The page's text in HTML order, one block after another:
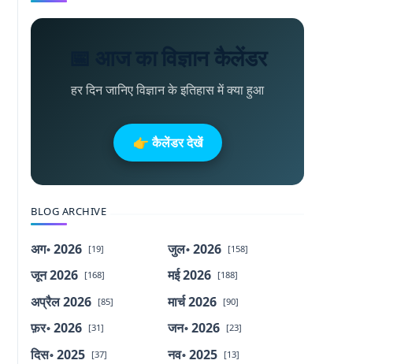
📅 आज का विज्ञान कैलेंडर
हर दिन जानिए विज्ञान के इतिहास में क्या हुआ
👉 कैलेंडर देखें
BLOG ARCHIVE
अग॰ 2026 [19] जुल॰ 2026 [158]
जून 2026 [168] मई 2026 [188]
अप्रैल 2026 [85] मार्च 2026 [90]
फ़र॰ 2026 [31] जन॰ 2026 [23]
दिस॰ 2025 [37] नव॰ 2025 [13]